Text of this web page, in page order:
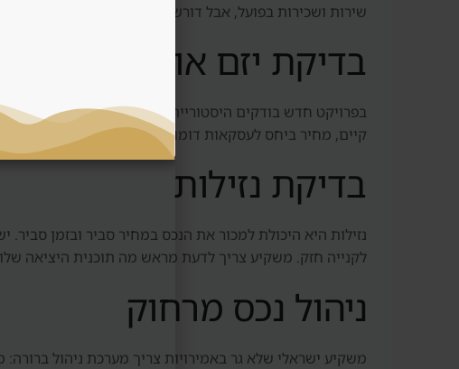
שירות ושכירות בפועל, אבל דורש יותר הון ראשוני
בדיקת יזם או מוכר
בפרויקט חדש בודקים היסטוריית מסירות, איכות בנייה,
קיים, מחיר ביחס לעסקאות דומות וזמן מכירה ממוצע. בלי
בדיקת נזילות
נזילות היא היכולת למכור את הנכס במחיר סביר ובזמן
לקנייה חזק. משקיע צריך לדעת מראש מה תוכנית היציאה
ניהול נכס מרחוק
משקיע ישראלי שלא גר באמירויות צריך מערכת ניהול